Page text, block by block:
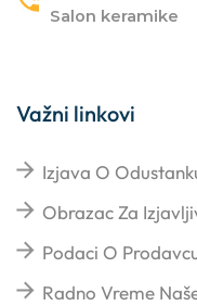
Salon keramike
Važni linkovi
Izjava O
Obrazac Za
Podaci O
Radno Vreme